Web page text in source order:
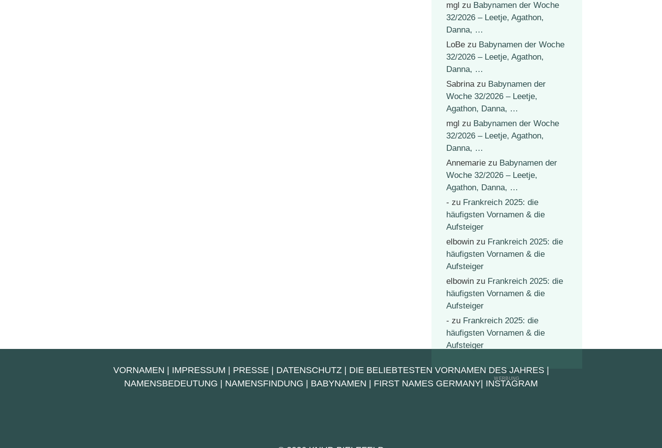
mgl zu Babynamen der Woche
32/2026 – Leetje, Agathon,
Danna, …
LoBe zu Babynamen der Woche
32/2026 – Leetje, Agathon,
Danna, …
Sabrinazu Babynamen der
Woche 32/2026 – Leetje,
Agathon, Danna, …
mgl zu Babynamen der Woche
32/2026 – Leetje, Agathon,
Danna, …
Annemarie zu Babynamen der
Woche 32/2026 – Leetje,
Agathon, Danna, …
- zu Frankreich 2025: die
häufigsten Vornamen & die
Aufsteiger
elbowin zu Frankreich 2025: die
häufigsten Vornamen & die
Aufsteiger
elbowin zu Frankreich 2025: die
häufigsten Vornamen & die
Aufsteiger
- zu Frankreich 2025: die
häufigsten Vornamen & die
Aufsteiger
VORNAMEN IMPRESSUM PRESSE| DATENSCHUTZ| DIE BELIEBTESTEN VORNAMEN DES JAHRES|
NAMENSBEDEUTUNG
NAMENSFINDUNG BABYNAMEN FIRST NAMES GERMANY INSTAGRAM